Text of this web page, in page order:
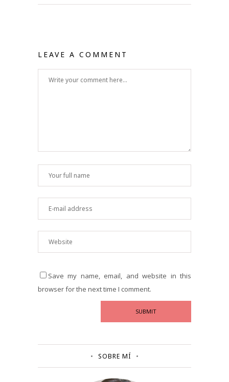
LEAVE A COMMENT
Save my name, email, and website in this
browser for the next time I comment.
SOBRE MÍ